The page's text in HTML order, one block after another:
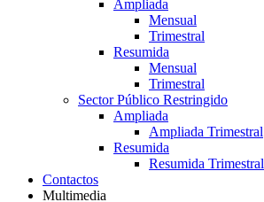
Ampliada
Mensual
Trimestral
Resumida
Mensual
Trimestral
Sector Público Restringido
Ampliada
Ampliada Trimestral
Resumida
Resumida Trimestral
Contactos
Multimedia